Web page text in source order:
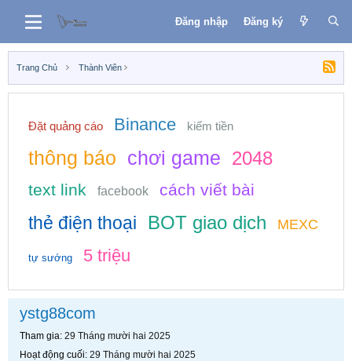
Đăng nhập Đăng ký
Trang Chủ Thành Viên
Đặt quảng cáo Binance kiếm tiền
thông báo chơi game 2048
text link facebook cách viết bài
thẻ điện thoại BOT giao dịch MEXC
tự sướng 5 triệu
ystg88com
Tham gia 29 Tháng mười hai 2025
Hoạt động cuối 29 Tháng mười hai 2025